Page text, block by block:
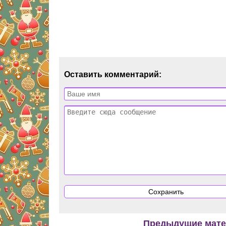
Оставить комментарий:
Предыдущие